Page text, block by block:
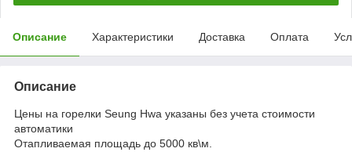
Описание Характеристики Доставка Оплата
Описание
Цены на горелки Seung Hwa указаны без учета стоимости
автоматики
Отапливаемая площадь до 5000 кв\м.